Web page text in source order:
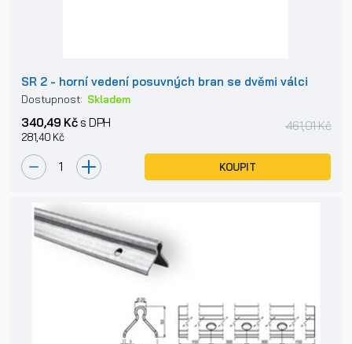
SR 2 - horní vedení posuvných bran se dvěmi válci
Dostupnost: Skladem
340,49 Kčs DPH
281,40 Kč
461,01 Kč
KOUPIT